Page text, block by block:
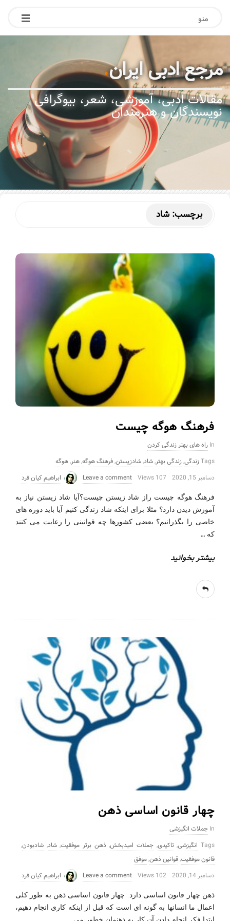
منو
مرجع ادبی ایران.
مقالات ادبی، آموزشی، شعر، بیوگرافی
نویسندگان و هنرمندان
برچسب: شاد
فرهنگ هوگه چیست
In راه های بهتر زندگی کردن
Tagsزندگی,زندگی بهتر,شاد,شادزیستن,فرهنگ هوگه,هنر,هوگه
دسامبر 15, 2020
107 Views
Leave a comment ابراهیم کیان فرد
فرهنگ هوگه چیست راز شاد زیستن چیست؟آیا شاد زیستن نیاز به
آموزش دیدن دارد؟ مثلا برای اینکه شاد زندگی کنیم آیا باید دوره های
خاصی را بگذرانیم؟ بعضی کشورها چه قوانینی را رعایت می کنند
که …
بیشتر بخوانید
چهار قانون اساسی ذهن
In جملات انگیزشی
Tags انگیزشی,تاکیدی, جملات امیدبخش,ذهن برتر موفقیت,شاد, شادبودن,
قانون موفقیت,قوانین ذهن,موفق
دسامبر 14, 2020
102 Views
Leave a comment ابراهیم کیان فرد
ذهن چهار قانون اساسی دارد: چهار قانون اساسی ذهن به طور کلی
اعمال ما انسانها به گونه ای است که قبل از اینکه کاری انجام دهیم،